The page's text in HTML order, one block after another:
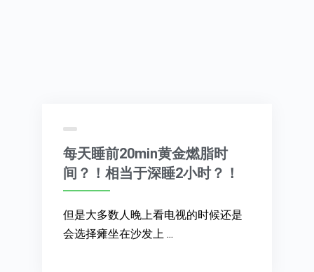
每天睡前20min黄金燃脂时
间？！相当于深睡2小时？！
但是大多数人晚上看电视的时候还是
会选择瘫坐在沙发上 ...